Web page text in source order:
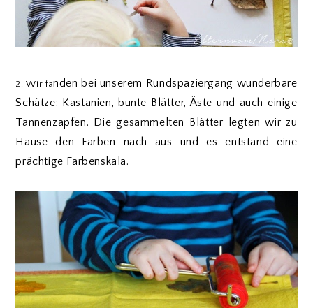
2. Wir fanden bei unserem Rundspaziergang wunderbare
Schätze: Kastanien, bunte Blätter, Äste und auch einige
Tannenzapfen. Die gesammelten Blätter legten wir zu
Hause den Farben nach aus und es entstand eine
prächtige Farbenskala.